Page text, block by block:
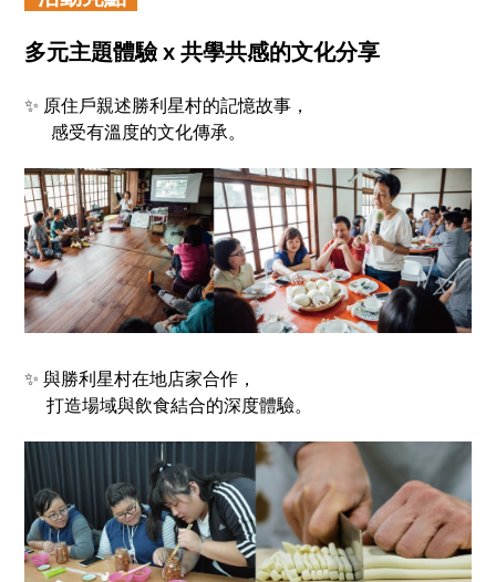
多元主題體驗 x 共學共感的文化分享
✨ 原住戶親述勝利星村的記憶故事，
感受有溫度的文化傳承。
✨ 與勝利星村在地店家合作，
打造場域與飲食結合的深度體驗。